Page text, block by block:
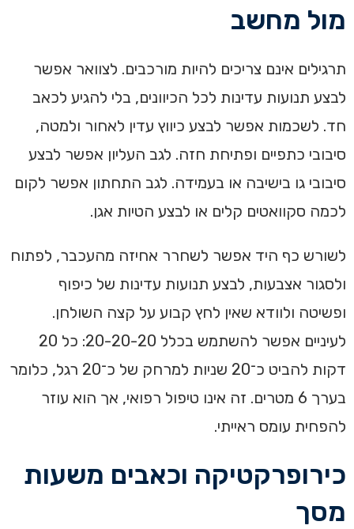
מול מחשב
תרגילים אינם צריכים להיות מורכבים. לצוואר אפשר
לבצע תנועות עדינות לכל הכיוונים, בלי להגיע לכאב
חד. לשכמות אפשר לבצע כיווץ עדין לאחור ולמטה,
סיבובי כתפיים ופתיחת חזה. לגב העליון אפשר לבצע
סיבובי גו בישיבה או בעמידה. לגב התחתון אפשר לקום
לכמה סקוואטים קלים או לבצע הטיות אגן.
לשורש כף היד אפשר לשחרר אחיזה מהעכבר, לפתוח
ולסגור אצבעות, לבצע תנועות עדינות של כיפוף
ופשיטה ולוודא שאין לחץ קבוע על קצה השולחן.
לעיניים אפשר להשתמש בכלל 20-20-20: כל 20
דקות להביט כ־20 שניות למרחק של כ־20 רגל, כלומר
בערך 6 מטרים. זה אינו טיפול רפואי, אך הוא עוזר
להפחית עומס ראייתי.
כירופרקטיקה וכאבים משעות
מסך